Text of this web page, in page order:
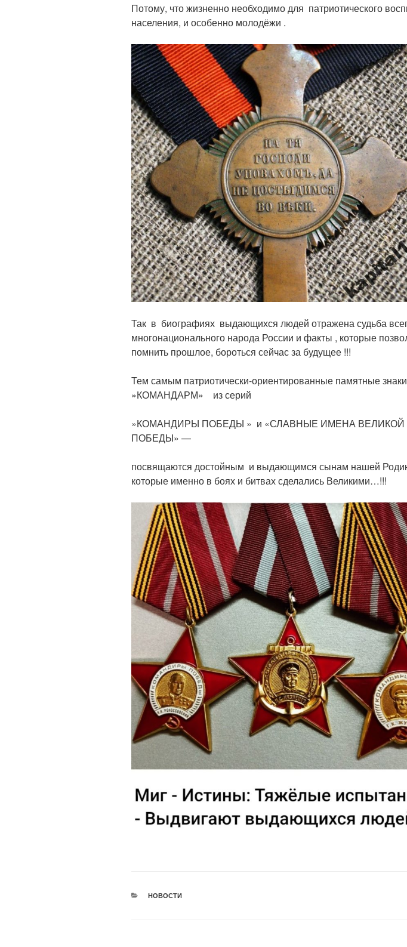
Потому, что жизненно необходимо для патриотического
населения, и особенно молодёжи .
Так в биографиях выдающихся людей отражена судьба
многонационального народа России и факты , которые
помнить прошлое, бороться сейчас за будущее !!!
Тем самым патриотически-ориентированные памятные
»КОМАНДАРМ» из серий
»КОМАНДИРЫ ПОБЕДЫ » и «СЛАВНЫЕ ИМЕНА ВЕЛИКОЙ
ПОБЕДЫ» —
посвящаются достойным и выдающимся сынам нашей
которые именно в боях и битвах сделались Великими…!!!
РУБРИКИ
НОВОСТИ